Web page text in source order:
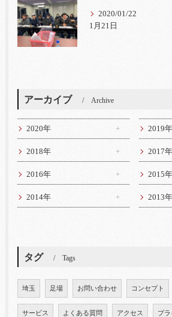
2020/01/22
1月21日
アーカイブ Archive
2020年 2019年
2018年 2017年
2016年 2015年
2014年 2013年
タグ Tags
埼玉 足場 お問い合わせ コンセプト
サービス よくある質問 アクセス プ